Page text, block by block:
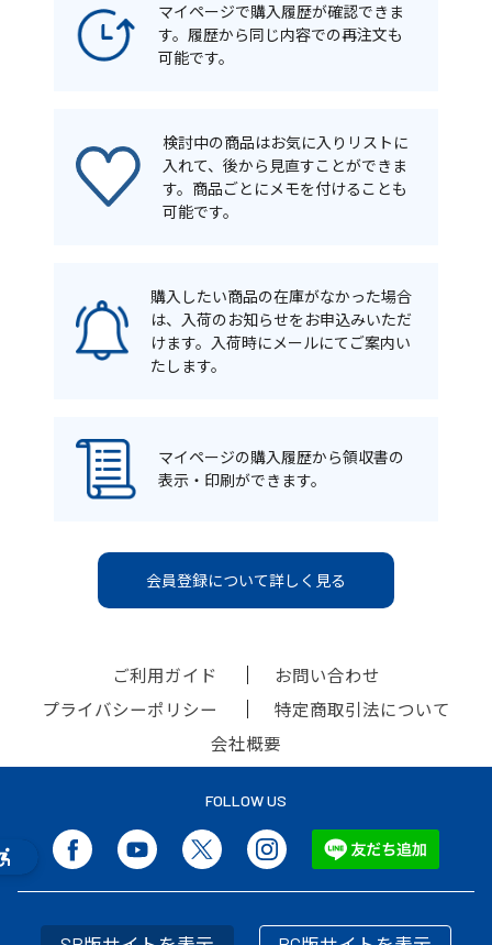
マイページで購入履歴が確認できま
す。履歴から同じ内容での再注文も
可能です。
検討中の商品はお気に入りリストに
入れて、後から見直すことができま
す。商品ごとにメモを付けることも
可能です。
購入したい商品の在庫がなかった場合
は、入荷のお知らせをお申込みいただ
けます。入荷時にメールにてご案内い
たします。
マイページの購入履歴から領収書の
表示・印刷ができます。
会員登録について詳しく見る
ご利用ガイド
お問い合わせ
プライバシーポリシー
特定商取引法について
会社概要
FOLLOW US